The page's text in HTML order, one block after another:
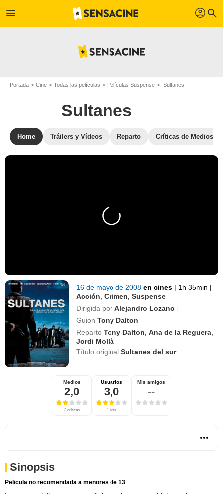
menu profil search
Portada Cine Todas las películas Películas Suspense Sultanes
Sultanes
Home Tráilers y Vídeos Reparto Críticas de Medios
16 de mayo de 2008en cines | 1h 35min |
Acción ,Crimen ,Suspense
Dirigida por Alejandro Lozano |
Guion Tony Dalton
Reparto Tony Dalton ,Ana de la Reguera
Jordi Mollà
Título originalSultanes del sur
Medios
2,0
3 críticas
Usuarios
3,0
1 nota
Mis amigos
--
Sinopsis
Pelicula no recomendada a menores de 13